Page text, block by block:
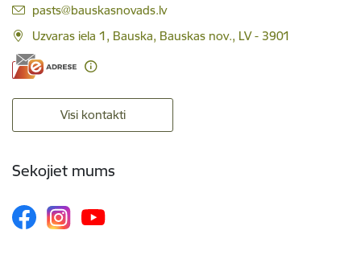
E-pasts:
pasts@bauskasnovads.lv
Uzvaras iela 1, Bauska, Bauskas nov., LV - 3901
Visi kontakti
Sekojiet mums